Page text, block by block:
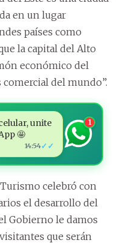
en un lugar
países como
la capital del Alto
económico del
comercial del mundo”.
unite
🤩
14:54✓✓
1
celebró con
el desarrollo del
Gobierno le damos
que serán